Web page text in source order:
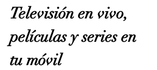
Televisión en vivo,
películas y series en
tu móvil